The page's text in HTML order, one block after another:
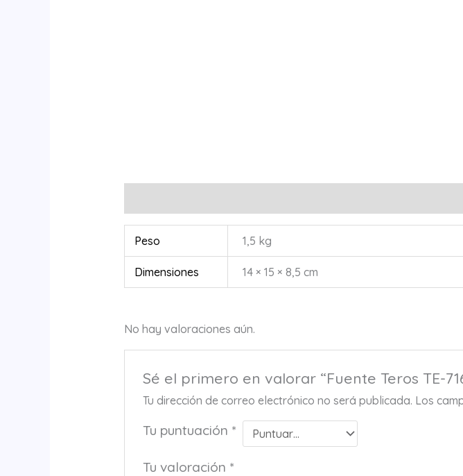
Peso 1,5 kg
Dimensiones 14 × 15 × 8,5 cm
No hay valoraciones aún.
Sé el primero en valorar “Fuente Teros TE-
Tu dirección de correo electrónico no será publicada. Los
Tu puntuación *
Tu valoración *